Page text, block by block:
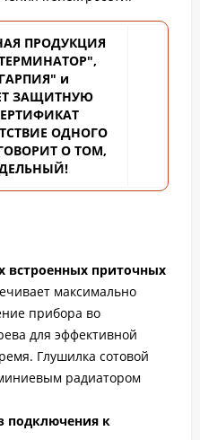
ПРОДУКЦИЯ
и
ЗАЩИТНУЮ
ОДНОГО
О ТОМ,
встроенных приточных
максимально
прибора во
для эффективной
Глушилка сотовой
радиатором
подключения к